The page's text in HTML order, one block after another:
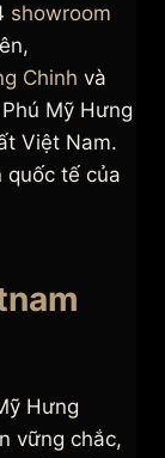
showroom
Chinh và
Mỹ Hưng
Việt Nam.
quốc tế của
Hưng
vững chắc,